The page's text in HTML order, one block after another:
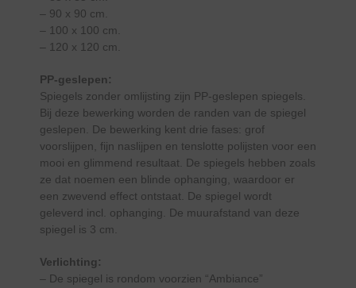
– 90 x 90 cm.
– 100 x 100 cm.
– 120 x 120 cm.
PP-geslepen:
Spiegels zonder omlijsting zijn PP-geslepen spiegels.
Bij deze bewerking worden de randen van de spiegel
geslepen. De bewerking kent drie fases: grof
voorslijpen, fijn naslijpen en tenslotte polijsten voor een
mooi en glimmend resultaat. De spiegels hebben zoals
ze dat noemen een blinde ophanging, waardoor er
een zwevend effect ontstaat. De spiegel wordt
geleverd incl. ophanging. De muurafstand van deze
spiegel is 3 cm.
Verlichting:
– De spiegel is rondom voorzien “Ambiance”